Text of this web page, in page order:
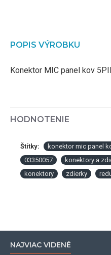
POPIS VÝROBKU
Konektor MIC panel kov
HODNOTENIE
Štítky:
konektor mic panel
03350057
konektory a
konektory
zdierky
NAJVIAC VIDENÉ